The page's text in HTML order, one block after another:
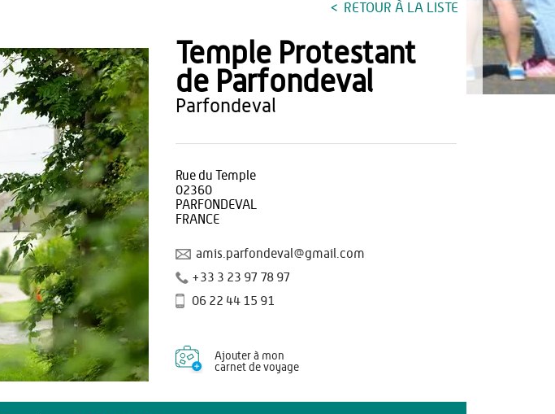
RETOUR À LA LISTE
Temple Protestant
de Parfondeval
parfondeval
Rue du Temple
02360
PARFONDEVAL
FRANCE
amis.parfondeval@gmail.com
+33 3 23 97 78 97
06 22 44 15 91
Ajouter à mon
carnet de voyage